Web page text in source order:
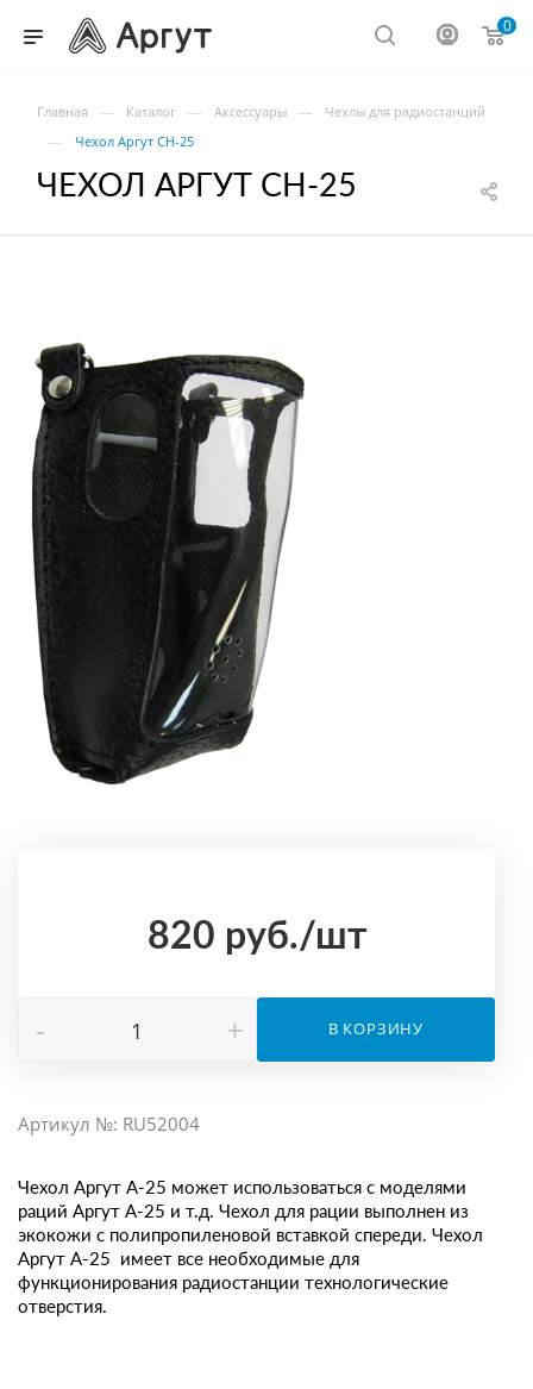
0
Главная — Каталог — Аксессуары — Чехлы для радиостанций
— Чехол Аргут CH-25
ЧЕХОЛ АРГУТ CH-25
Чехол Аргут А-25 может использоваться с моделями
раций Аргут А-25 и т.д. Чехол для рации выполнен из
экокожи с полипропиленовой вставкой спереди. Чехол
Аргут А-25 имеет все необходимые для
функционирования радиостанции технологические
отверстия.
820 руб./шт
- + В КОРЗИНУ
Артикул №: RU52004